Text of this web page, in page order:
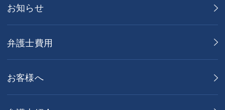
お知らせ
弁護士費用
お客様へ